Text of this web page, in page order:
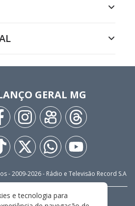
GERAL MG
- 2009-2026- Rádio e Televisão Record S.A
CONOSCO PRIVACIDADE
e tecnologia para